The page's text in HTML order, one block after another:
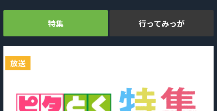
特集
放送
行ってみっが